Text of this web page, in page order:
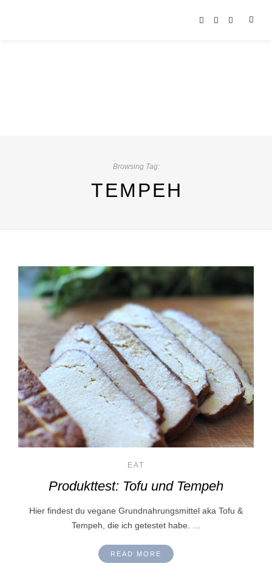
Browsing Tag:
TEMPEH
EAT
Produkttest: Tofu und Tempeh
Hier findest du vegane Grundnahrungsmittel aka Tofu &
Tempeh, die ich getestet habe. …
READ MORE